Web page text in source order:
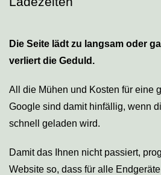
Die Seite lädt zu langsam oder
verliert die Geduld.
All die Mühen und Kosten für eine
Google sind damit hinfällig, wenn
schnell geladen wird.
Damit das Ihnen nicht passiert,
Website so, dass für alle